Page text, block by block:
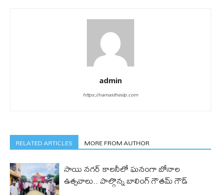
admin
https://namastheslp.com
RELATED ARTICLES MORE FROM AUTHOR
సాయి నగర్ కాలనీలో ఘనంగా బోనాల
ఉత్సవాలు.. పాల్గొన్న బాలింగ్ గౌతమ్ గౌడ్